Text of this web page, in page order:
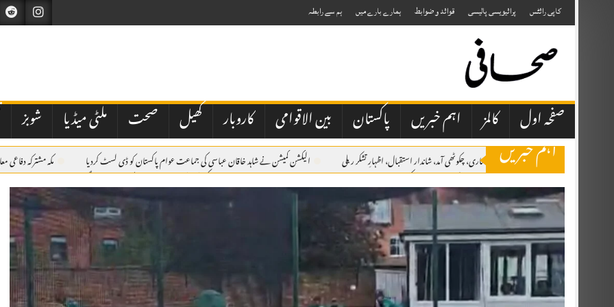
to
content
کاپی رائٹس پرائیویسی پالیسی قوائد و ضوابط ہمارے بارے میں ہم سے رابطہ
صفحہ اول کالمز اہم خبریں پاکستان بین الاقوامی کاروبار کھیل صحت ملٹی میڈیا شوبز
اہم خبریں
راجہ فاروق حیدر کی چناری، چکوٹھی آمد، شاندار استقبال، اظہارِ تشکر ریلی الیکشن کمیشن نے شاہد خاقان عباسی کی جماعت عوام پاکستان کو ڈی لسٹ کردیا مکہ مشترکہ دفاعی
پیٹرول اور ڈیزل کی قیمتوں میں کمی کا فیصلہ، نوٹیفکیشن جاری وزیر اعظم شہباز شریف اپنا دورہءِ سعودی عرب مکمل کرکے مدینہ منورہ سے پاکستان روانہ ہو گئے